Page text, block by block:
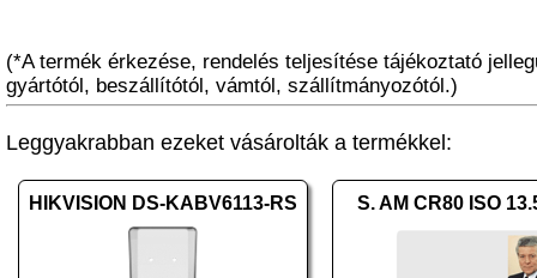
(*A termék érkezése, rendelés teljesítése tájékoztató
gyártótól, beszállítótól, vámtól, szállítmányozótól.)
Leggyakrabban ezeket vásárolták a termékkel:
HIKVISION DS-KABV6113-RS S. AM CR80 ISO